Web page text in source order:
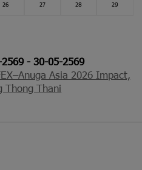
26 27 28 29
- 30-05-2569
Asia 2026 Impact,
Thong Thani